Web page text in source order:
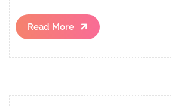
Read More
Read
More